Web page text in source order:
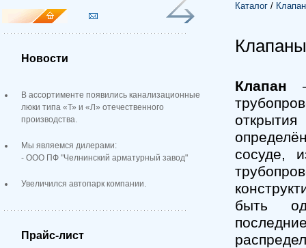
Новости
В ассортименте появились канализационные
люки типа «Т» и «Л» отечественного
производства.
Мы являемся дилерами:
- ООО ПФ "Челнинский арматурный завод"
Увеличился автопарк компании.
Прайс-лист
Каталог /
Клапаны
Клапан
сосуде,
быть